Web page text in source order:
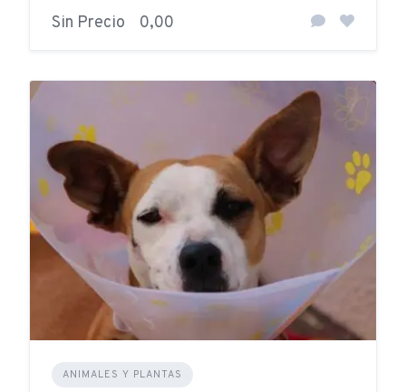
Sin Precio 0,00
ANIMALES Y PLANTAS